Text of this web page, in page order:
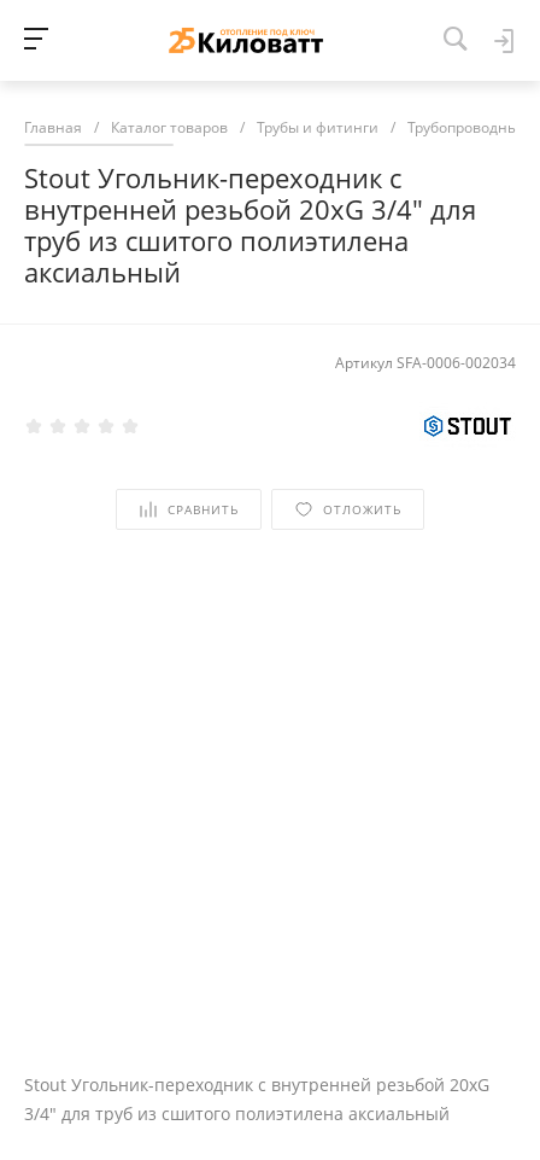
Главная / Каталог товаров / Трубы и фитинги / Трубопроводные
Stout Угольник-переходник с
внутренней резьбой 20xG 3/4" для
труб из сшитого полиэтилена
аксиальный
Артикул SFA-0006-002034
СРАВНИТЬ ОТЛОЖИТЬ
Stout Угольник-переходник с внутренней резьбой 20xG
3/4" для труб из сшитого полиэтилена аксиальный